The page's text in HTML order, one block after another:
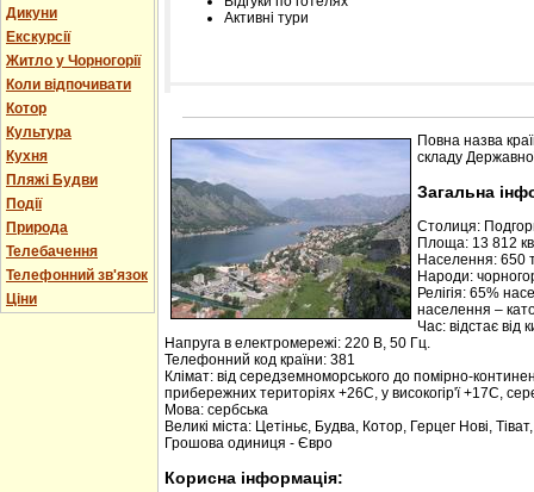
Дикуни
Екскурсії
Житло у Чорногорії
Коли відпочивати
Котор
Культура
Кухня
Пляжі Будви
Події
Природа
Телебачення
Телефонний зв'язок
Ціни
Активні тури
Розміщення інформації про готель на
Редагування інформації і цін на вимогу
Лічільник відвідувачів
Повна назва
складу
Загальна
Столиця:
Площа: 13 812
Населення: 650
Народи:
Релігія: 65%
населення –
Час: відстає від
Напруга в електромережі: 220 В, 50 Гц.
Телефонний код країни: 381
Клімат: від середземноморського до помірно-
прибережних територіях +26С, у високогір'ї +17С,
Мова: сербська
Великі міста: Цетіньє, Будва, Котор, Герцег Нові,
Грошова одиниця - Євро
Корисна інформація: